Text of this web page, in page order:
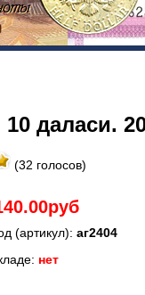
даласи.
(32 голосов)
(артикул): аг2404
нет